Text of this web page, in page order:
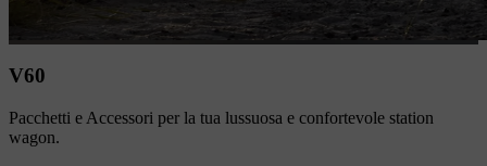
V60
Pacchetti e Accessori per la tua lussuosa e confortevole station
wagon.